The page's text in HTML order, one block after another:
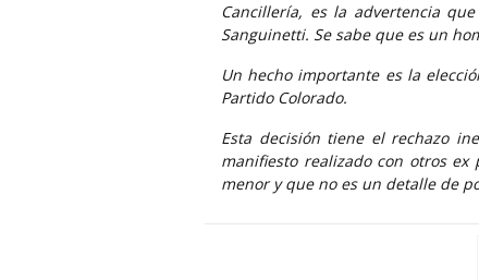
Cancillería, es la advertencia
Sanguinetti. Se sabe que es un
Un hecho importante es la
Partido Colorado.
Esta decisión tiene el rechazo
manifiesto realizado con otros
menor y que no es un detalle de